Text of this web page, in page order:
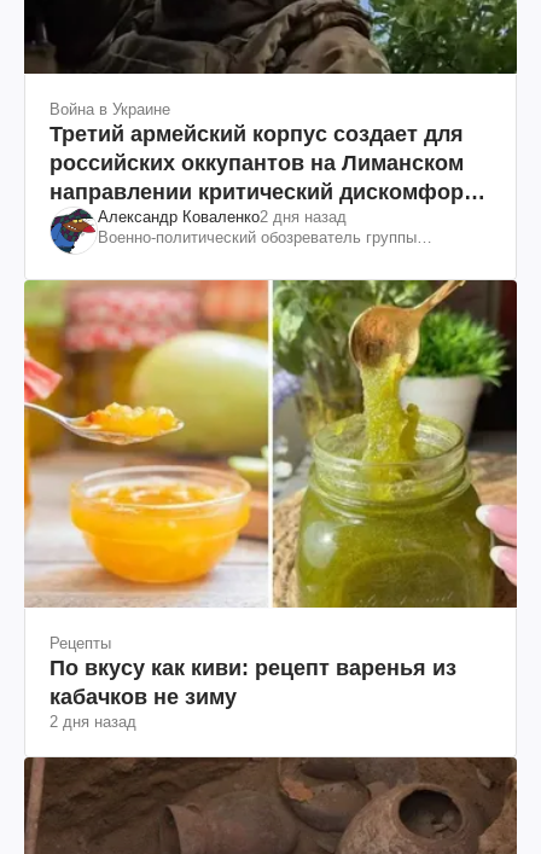
Война в Украине
Третий армейский корпус создает для
российских оккупантов на Лиманском
направлении критический дискомфорт:
как это удалось
Александр Коваленко2 дня назад
Военно-политический обозреватель группы
Рецепты
По вкусу как киви: рецепт варенья из
кабачков не зиму
2 дня назад